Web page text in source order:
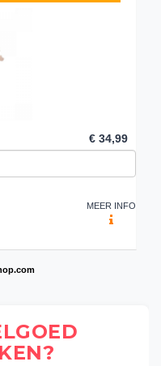
€ 34,99
MEER INFO